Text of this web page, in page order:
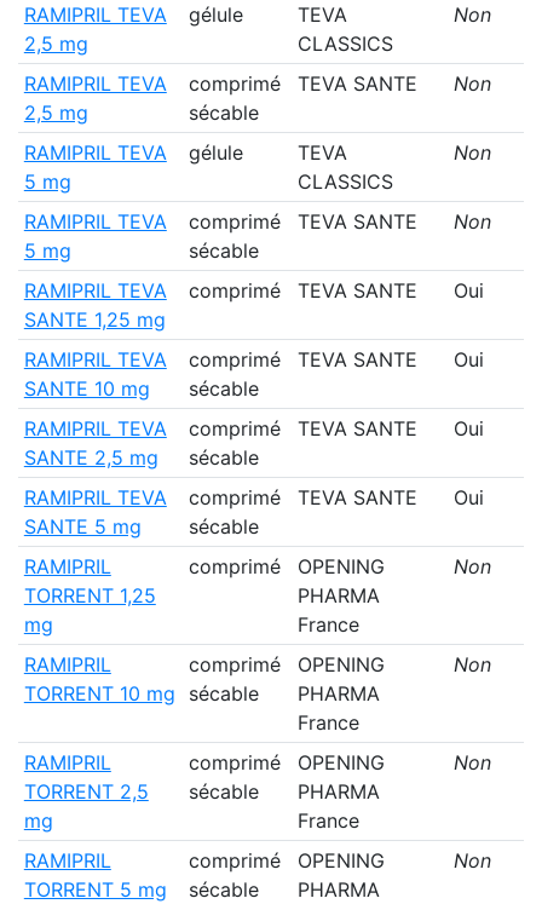
RAMIPRIL TEVA
2,5 mg
gélule
TEVA
CLASSICS
Non
RAMIPRIL TEVA
2,5 mg
comprimé
sécable
TEVA SANTE Non
RAMIPRIL TEVA
5 mg
gélule
TEVA
CLASSICS
Non
RAMIPRIL TEVA
5 mg
comprimé
sécable
TEVA SANTE Non
RAMIPRIL TEVA
SANTE 1,25 mg
comprimé TEVA SANTE Oui
RAMIPRIL TEVA
SANTE 10 mg
comprimé
sécable
TEVA SANTE Oui
RAMIPRIL TEVA
SANTE 2,5 mg
comprimé
sécable
TEVA SANTE Oui
RAMIPRIL TEVA
SANTE 5 mg
comprimé
sécable
TEVA SANTE Oui
RAMIPRIL
TORRENT 1,25
mg
comprimé
OPENING
PHARMA
France
Non
RAMIPRIL
TORRENT 10 mg
comprimé
sécable
OPENING
PHARMA
France
Non
RAMIPRIL
TORRENT 2,5
mg
comprimé
sécable
OPENING
PHARMA
France
Non
RAMIPRIL
TORRENT 5 mg
comprimé
sécable
OPENING
PHARMA
Non